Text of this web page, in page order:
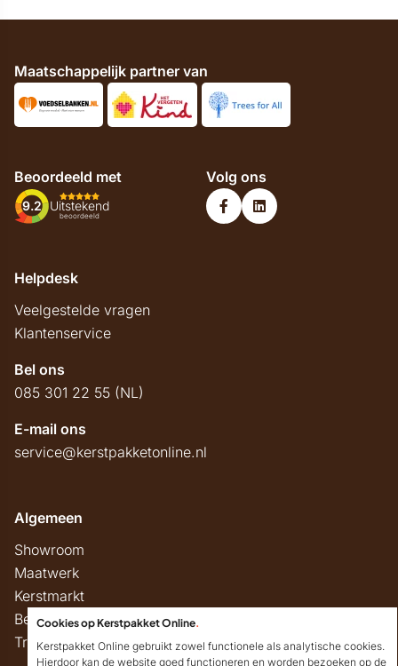
Maatschappelijk partner van
Beoordeeld met
9.2 Uitstekend
beoordeeld
Volg ons
Helpdesk
Veelgestelde vragen
Klantenservice
Bel ons
085 301 22 55 (NL)
E-mail ons
service@kerstpakketonline.nl
Algemeen
Showroom
Maatwerk
Kerstmarkt
Belastingregels
Track & Trace
Cookies op Kerstpakket Online.
Kerstpakket Online gebruikt zowel functionele als analytische cookies.
Hierdoor kan de website goed functioneren en worden bezoeken op de